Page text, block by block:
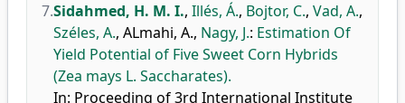
7.Sidahmed, H. M. I., Illés, Á., Bojtor, C., Vad, A.,
Széles, A., ALmahi, A., Nagy, J.: Estimation Of
Yield Potential of Five Sweet Corn Hybrids
(Zea mays L. Saccharates).
In: Proceeding of 3rd International Institute